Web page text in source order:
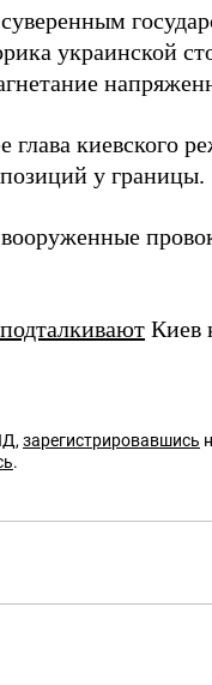
украинской
киевского
у границы.
вооруженные
подталкивают Киев
зарегистрировавшись
.